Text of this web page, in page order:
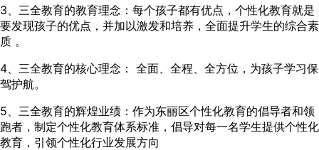
3、三全教育的教育理念：每个孩子都有优点，个性化教育就是
要发现孩子的优点，并加以激发和培养，全面提升学生的综合素
质 。
4、三全教育的核心理念： 全面、全程、全方位，为孩子学习保
驾护航。
5、三全教育的辉煌业绩：作为东丽区个性化教育的倡导者和领
跑者，制定个性化教育体系标准，倡导对每一名学生提供个性化
教育，引领个性化行业发展方向